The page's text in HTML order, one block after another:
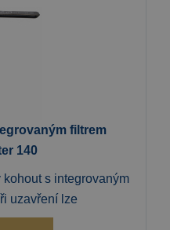
filtrem
140
s integrovaným
uzavření lze